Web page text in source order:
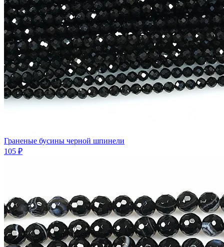
Граненые бусины черной шпинели
105 ₽